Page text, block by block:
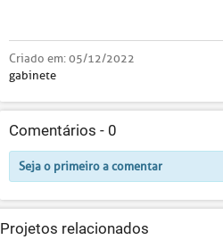
Criado em:05/12/2022
gabinete
Comentários - 0
Seja o primeiro a comentar
Projetos relacionados